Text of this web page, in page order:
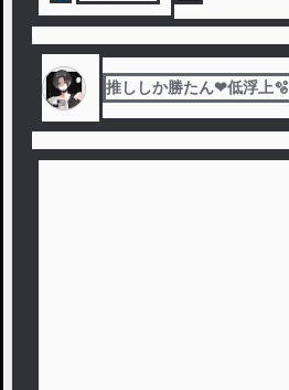
推ししか勝たん❤︎低浮上🫧‪